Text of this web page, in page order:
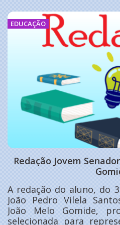
2026 – E.E.João Melo
no do ensino médio,
da Escola Estadual
Crisiane, foi
esta instituição